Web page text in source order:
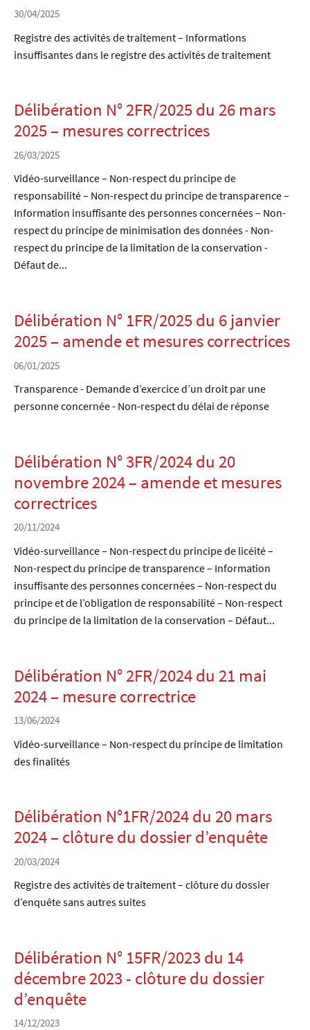
30/04/2025
Registre des activités de traitement – Informations
insuffisantes dans le registre des activités de traitement
Délibération N° 2FR/2025 du 26 mars
2025 – mesures correctrices
26/03/2025
Vidéo-surveillance – Non-respect du principe de
responsabilité – Non-respect du principe de transparence –
Information insuffisante des personnes concernées – Non-
respect du principe de minimisation des données - Non-
respect du principe de la limitation de la conservation -
Défaut de...
Délibération N° 1FR/2025 du 6 janvier
2025 – amende et mesures correctrices
06/01/2025
Transparence - Demande d’exercice d’un droit par une
personne concernée - Non-respect du délai de réponse
Délibération N° 3FR/2024 du 20
novembre 2024 – amende et mesures
correctrices
20/11/2024
Vidéo-surveillance – Non-respect du principe de licéité –
Non-respect du principe de transparence – Information
insuffisante des personnes concernées – Non-respect du
principe et de l’obligation de responsabilité – Non-respect
du principe de la limitation de la conservation – Défaut...
Délibération N° 2FR/2024 du 21 mai
2024 – mesure correctrice
13/06/2024
Vidéo-surveillance – Non-respect du principe de limitation
des finalités
Délibération N°1FR/2024 du 20 mars
2024 – clôture du dossier d’enquête
20/03/2024
Registre des activités de traitement – clôture du dossier
d’enquête sans autres suites
Délibération N° 15FR/2023 du 14
décembre 2023 - clôture du dossier
d’enquête
14/12/2023